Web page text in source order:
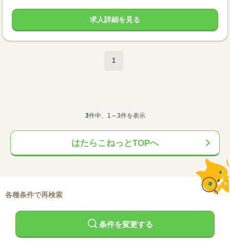
求人詳細を見る
1
3件中、1～3件を表示
はたらこねっとTOPへ
各種条件で再検索
条件を変更する